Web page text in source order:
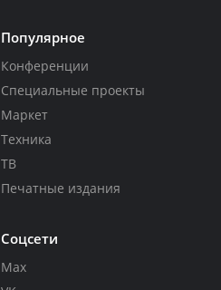
Популярное
Конференции
Специальные проекты
Маркет
Техника
ТВ
Печатные издания
Соцсети
Max